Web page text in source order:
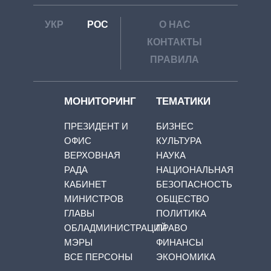
УКР РОС
О НАС
КОНТАКТЫ
ПРАВИЛА
МОНИТОРИНГ
ПРЕЗИДЕНТ И
ОФИС
ВЕРХОВНАЯ
РАДА
КАБИНЕТ
МИНИСТРОВ
ГЛАВЫ
ОБЛАДМИНИСТРАЦИЙ
МЭРЫ
ВСЕ ПЕРСОНЫ
ТЕМАТИКИ
БИЗНЕС
КУЛЬТУРА
НАУКА
НАЦИОНАЛЬНАЯ
БЕЗОПАСНОСТЬ
ОБЩЕСТВО
ПОЛИТИКА
ПРАВО
ФИНАНСЫ
ЭКОНОМИКА